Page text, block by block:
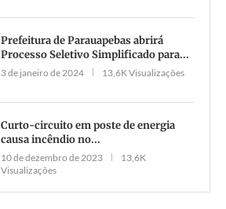
Prefeitura de Parauapebas abrirá
Processo Seletivo Simplificado para...
3 de janeiro de 2024 13,6K Visualizações
Curto-circuito em poste de energia
causa incêndio no...
10 de dezembro de 2023
13,6K
Visualizações